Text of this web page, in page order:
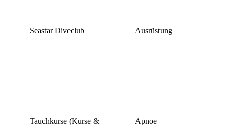
Seastar Diveclub Ausrüstung
Tauchkurse (Kurse &
Apnoe